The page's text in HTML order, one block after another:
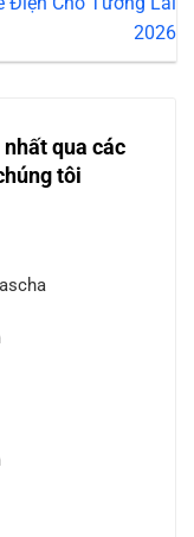
2026
qua các
tôi